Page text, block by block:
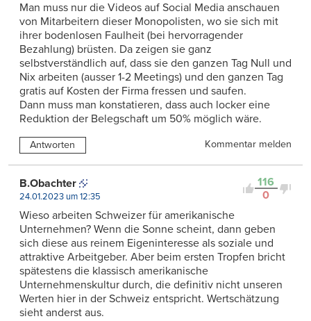
Man muss nur die Videos auf Social Media anschauen
von Mitarbeitern dieser Monopolisten, wo sie sich mit
ihrer bodenlosen Faulheit (bei hervorragender
Bezahlung) brüsten. Da zeigen sie ganz
selbstverständlich auf, dass sie den ganzen Tag Null und
Nix arbeiten (ausser 1-2 Meetings) und den ganzen Tag
gratis auf Kosten der Firma fressen und saufen.
Dann muss man konstatieren, dass auch locker eine
Reduktion der Belegschaft um 50% möglich wäre.
Antworten Kommentar melden
116
0
B.Obachter
24.01.2023 um 12:35
Wieso arbeiten Schweizer für amerikanische
Unternehmen? Wenn die Sonne scheint, dann geben
sich diese aus reinem Eigeninteresse als soziale und
attraktive Arbeitgeber. Aber beim ersten Tropfen bricht
spätestens die klassisch amerikanische
Unternehmenskultur durch, die definitiv nicht unseren
Werten hier in der Schweiz entspricht. Wertschätzung
sieht anderst aus.